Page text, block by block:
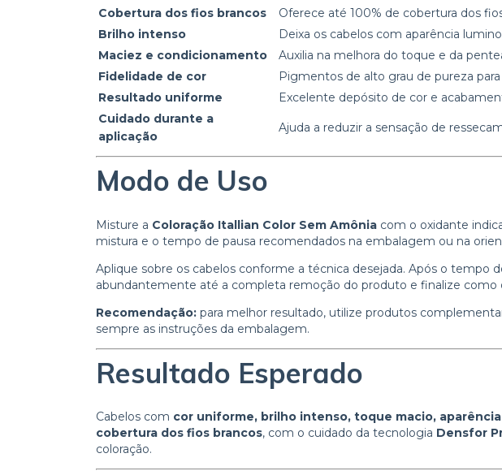
Cobertura dos fios brancos
Oferece até 100% de cobertura dos
Brilho intenso
Deixa os cabelos com aparência
Maciez e condicionamento
Auxilia na melhora do toque e da
Fidelidade de cor
Pigmentos de alto grau de pureza
Resultado uniforme
Excelente depósito de cor e
Cuidado durante a
aplicação
Ajuda a reduzir a sensação de
Modo de Uso
Misture a Coloração Itallian Color Sem Amônia com o oxidante
mistura e o tempo de pausa recomendados na embalagem ou na
Aplique sobre os cabelos conforme a técnica desejada. Após o tempo
abundantemente até a completa remoção do produto e finalize como
Recomendação: para melhor resultado, utilize produtos
sempre as instruções da embalagem.
Resultado Esperado
Cabelos com cor uniforme, brilho intenso, toque macio, aparência
cobertura dos fios brancos, com o cuidado da tecnologia Densfor
coloração.